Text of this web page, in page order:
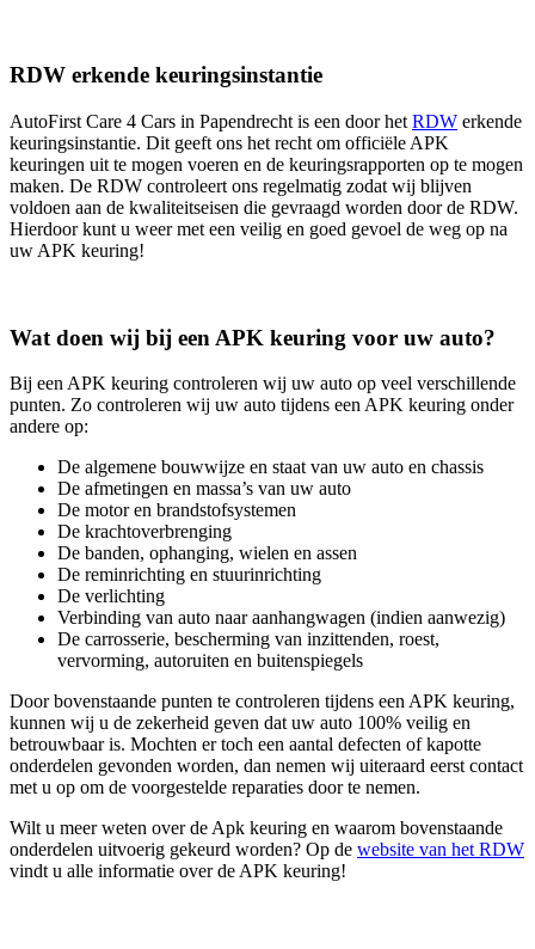
RDW erkende keuringsinstantie
AutoFirst Care 4 Cars in Papendrecht is een door het RDW erkende
keuringsinstantie. Dit geeft ons het recht om officiële APK
keuringen uit te mogen voeren en de keuringsrapporten op te mogen
maken. De RDW controleert ons regelmatig zodat wij blijven
voldoen aan de kwaliteitseisen die gevraagd worden door de RDW.
Hierdoor kunt u weer met een veilig en goed gevoel de weg op na
uw APK keuring!
Wat doen wij bij een APK keuring voor uw auto?
Bij een APK keuring controleren wij uw auto op veel verschillende
punten. Zo controleren wij uw auto tijdens een APK keuring onder
andere op:
De algemene bouwwijze en staat van uw auto en chassis
De afmetingen en massa’s van uw auto
De motor en brandstofsystemen
De krachtoverbrenging
De banden, ophanging, wielen en assen
De reminrichting en stuurinrichting
De verlichting
Verbinding van auto naar aanhangwagen (indien aanwezig)
De carrosserie, bescherming van inzittenden, roest,
vervorming, autoruiten en buitenspiegels
Door bovenstaande punten te controleren tijdens een APK keuring,
kunnen wij u de zekerheid geven dat uw auto 100% veilig en
betrouwbaar is. Mochten er toch een aantal defecten of kapotte
onderdelen gevonden worden, dan nemen wij uiteraard eerst contact
met u op om de voorgestelde reparaties door te nemen.
Wilt u meer weten over de Apk keuring en waarom bovenstaande
onderdelen uitvoerig gekeurd worden? Op de website van het RDW
vindt u alle informatie over de APK keuring!